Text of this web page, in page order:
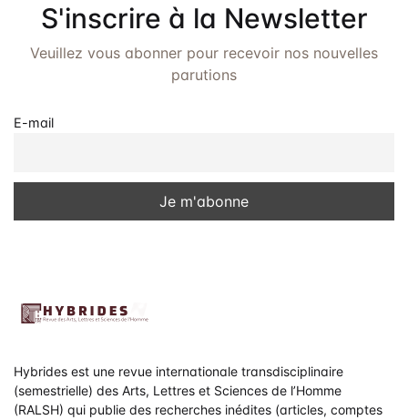
S'inscrire à la Newsletter
Veuillez vous abonner pour recevoir nos nouvelles
parutions
E-mail
Hybrides est une revue internationale transdisciplinaire
(semestrielle) des Arts, Lettres et Sciences de l’Homme
(RALSH) qui publie des recherches inédites (articles, comptes